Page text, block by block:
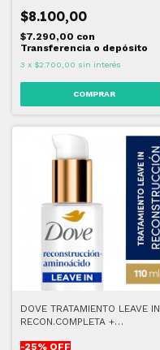
$8.100,00
$7.290,00 con
Transferencia o depósito
3 x $2.700,00 sin interés
DOVE TRATAMIENTO LEAVE IN
RECON.COMPLETA +
-25% OFF